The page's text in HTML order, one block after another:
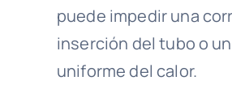
puede impedir una
inserción del tubo o
uniforme del calor.